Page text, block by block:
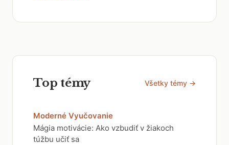
Top témy Všetky témy →
Moderné Vyučovanie
Mágia motivácie: Ako vzbudiť v žiakoch
túžbu učiť sa